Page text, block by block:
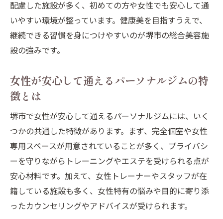
イント
堺市で女性に人気のパーソナルジム特徴紹
介
効果的なパーソナルジム選択のための比較
口コミやレビューを活用したパーソナルジ
女性専用パーソナルジムのメリットと安心
感
理想の自分へ導く総合美容空間で心も体も磨く
総合美容空間で叶える心身リフレッシュ体
験
パーソナルジムで理想の自分へ近づくステ
配慮した施設が多く、初めての方や女性でも安心して通
いやすい環境が整っています。健康美を目指すうえで、
継続できる習慣を身につけやすいのが堺市の総合美容施
設の強みです。
女性が安心して通えるパーソナルジムの特
徴とは
堺市で女性が安心して通えるパーソナルジムには、いく
つかの共通した特徴があります。まず、完全個室や女性
専用スペースが用意されていることが多く、プライバシ
ーを守りながらトレーニングやエステを受けられる点が
安心材料です。加えて、女性トレーナーやスタッフが在
籍している施設も多く、女性特有の悩みや目的に寄り添
ったカウンセリングやアドバイスが受けられます。